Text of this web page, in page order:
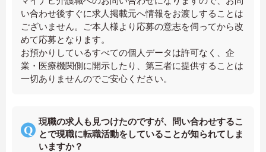
い合わせ後すぐに求人掲載元へ情報をお渡しすることは
ございません。ご本人様より応募の意志を伺ってから改
めて応募となります。
お預かりしているすべての個人データは許可なく、企
業・医療機関側に開示したり、第三者に提供することは
一切ありませんのでご安心ください。
現職の求人も見つけたのですが、問い合わせするこ
とで現職に転職活動をしていることが知られてしま
いますか？